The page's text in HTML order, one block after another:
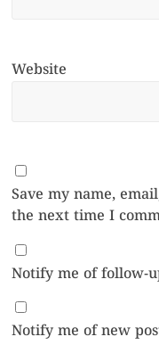
Website
Save my name,
the next time I
Notify me of follow-
Notify me of new